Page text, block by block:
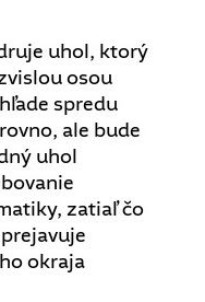
uhol, ktorý
osou
spredu
ale bude
uhol
zatiaľ čo
okraja